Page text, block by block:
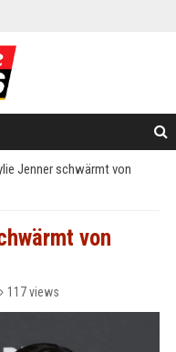
Jenner schwärmt von
von
117 views